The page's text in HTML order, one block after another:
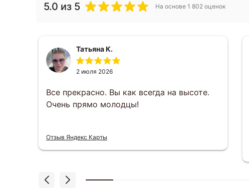
5.0 из 5 На основе 1 802 оценок
Татьяна К.
2 июля 2026
Все прекрасно. Вы как всегда на высоте.
Очень прямо молодцы!
Отзыв Яндекс Карты